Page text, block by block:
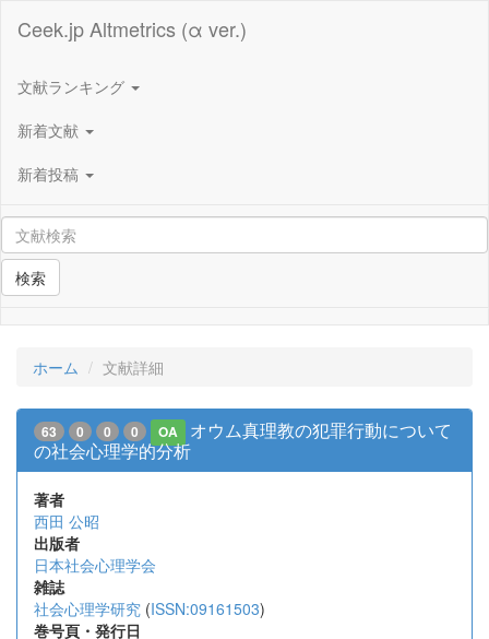
Ceek.jp Altmetrics (α ver.)
文献ランキング
新着文献
新着投稿
検索
ホーム 文献詳細
63 0 0 0 OA
オウム真理教の犯罪行動について
の社会心理学的分析
著者
西田 公昭
出版者
日本社会心理学会
雑誌
社会心理学研究 (ISSN:09161503)
巻号頁・発行日